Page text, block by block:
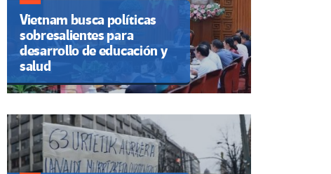
Vietnam busca políticas
sobresalientes para
desarrollo de educación y
salud